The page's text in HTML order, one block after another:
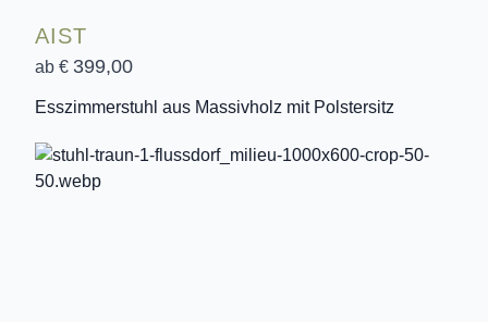
AIST
ab € 399,00
Esszimmerstuhl aus Massivholz mit Polstersitz